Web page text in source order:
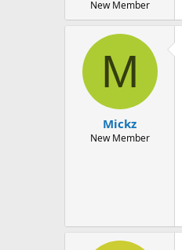
New Member
M
Mickz
New Member